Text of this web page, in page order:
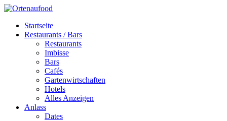
Startseite
Restaurants / Bars
Restaurants
Imbisse
Bars
Cafés
Gartenwirtschaften
Hotels
Alles Anzeigen
Anlass
Dates